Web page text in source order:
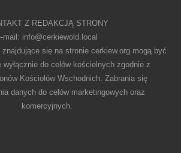
Z REDAKCJĄ STRONY
mail: info@cerkiewold.local
się na stronie cerkiew.org mogą być
do celów kościelnych zgodnie z
Kościołów Wschodnich. Zabrania się
danych do celów marketingowych oraz
komercyjnych.